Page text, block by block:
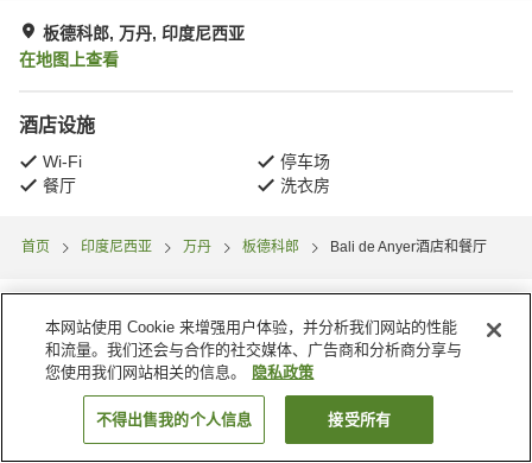
板德科郎, 万丹, 印度尼西亚
在地图上查看
酒店设施
Wi-Fi
停车场
餐厅
洗衣房
首页 印度尼西亚 万丹 板德科郎 Bali de Anyer酒店和餐厅
搜索客房
本网站使用 Cookie 来增强用户体验，并分析我们网站的性能
和流量。我们还会与合作的社交媒体、广告商和分析商分享与
您使用我们网站相关的信息。
隐私政策
不得出售我的个人信息 接受所有